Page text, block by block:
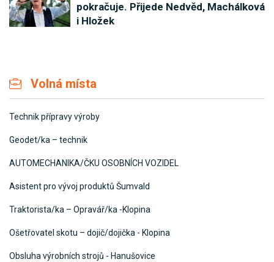
pokračuje. Přijede Nedvěd, Machálková
i Hložek
Volná místa
Technik přípravy výroby
Geodet/ka – technik
AUTOMECHANIKA/ČKU OSOBNÍCH VOZIDEL
Asistent pro vývoj produktů Šumvald
Traktorista/ka – Opravář/ka -Klopina
Ošetřovatel skotu – dojič/dojička - Klopina
Obsluha výrobních strojů - Hanušovice